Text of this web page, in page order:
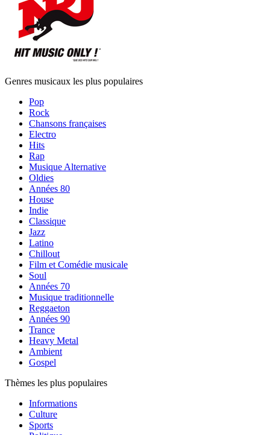
Genres musicaux les plus populaires
Pop
Rock
Chansons françaises
Electro
Hits
Rap
Musique Alternative
Oldies
Années 80
House
Indie
Classique
Jazz
Latino
Chillout
Film et Comédie musicale
Soul
Années 70
Musique traditionnelle
Reggaeton
Années 90
Trance
Heavy Metal
Ambient
Gospel
Thèmes les plus populaires
Informations
Culture
Sports